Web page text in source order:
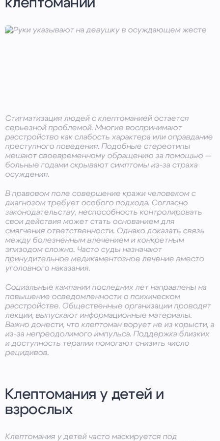
клептомании
Стигматизация людей с клептоманией остается
серьезной проблемой. Многие воспринимают
расстройство как слабость характера или оправдание
преступного поведения. Подобные стереотипы
мешают своевременному обращению за помощью —
больные годами скрывают симптомы из-за страха
осуждения.
В правовом поле совершение кражи человеком с
диагнозом требует особого подхода. Согласно
законодательству, неспособность контролировать
свои действия может стать основанием для
смягчения ответственности. Однако доказать связь
между болезненным влечением и конкретным
эпизодом сложно. Часто суды назначают
принудительное медикаментозное лечение вместо
уголовного наказания.
Социальные кампании последних лет направлены на
повышение осведомленности о психическом
расстройстве. Общественные организации проводят
лекции, выпускают информационные материалы.
Важно донести, что клептоман ворует не из корысти, а
из-за непреодолимого импульса. Поддержка близких
и доступность терапии помогают снизить число
рецидивов.
Клептомания у детей и
взрослых
Клептомания у детей часто маскируется под